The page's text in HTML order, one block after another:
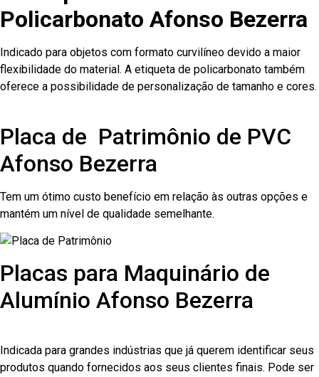
Policarbonato Afonso Bezerra
Indicado para objetos com formato curvilíneo devido a maior
flexibilidade do material. A etiqueta de policarbonato também
oferece a possibilidade de personalização de tamanho e cores.
Placa de Patrimônio de PVC
Afonso Bezerra
Tem um ótimo custo benefício em relação às outras opções e
mantém um nível de qualidade semelhante.
Placas para Maquinário de
Alumínio Afonso Bezerra
Indicada para grandes indústrias que já querem identificar seus
produtos quando fornecidos aos seus clientes finais. Pode ser